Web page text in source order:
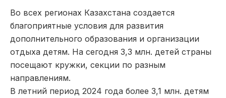
Во всех регионах Казахстана создается
благоприятные условия для развития
дополнительного образования и организации
отдыха детям. На сегодня 3,3 млн. детей страны
посещают кружки, секции по разным
направлениям.
В летний период 2024 года более 3,1 млн. детям